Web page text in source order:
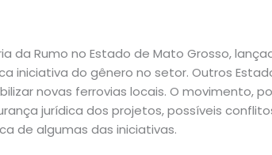
da Rumo no Estado de Mato Grosso,
iniciativa do gênero no setor. Outros
novas ferrovias locais. O movimento,
jurídica dos projetos, possíveis
de algumas das iniciativas.